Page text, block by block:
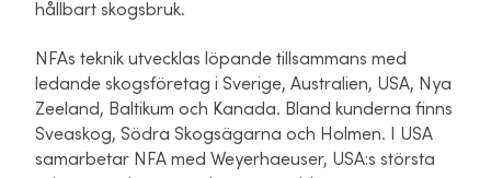
hållbart skogsbruk.
NFAs teknik utvecklas löpande tillsammans med
ledande skogsföretag i Sverige, Australien, USA, Nya
Zeeland, Baltikum och Kanada. Bland kunderna finns
Sveaskog, Södra Skogsägarna och Holmen. I USA
samarbetar NFA med Weyerhaeuser, USA:s största